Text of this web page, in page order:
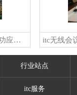
itc无纸化会议系统成功应用于上海浦东新区城市运营管理指挥中心
行业站点
itc服务